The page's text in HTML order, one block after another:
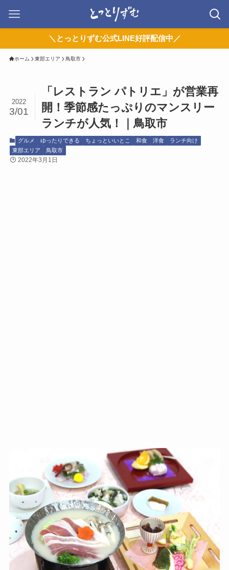
＼とっとりずむ公式LINE好評配信中／
ホーム 東部エリア 鳥取市
「レストラン パトリエ」が営業再
開！季節感たっぷりのマンスリー
ランチが人気！｜鳥取市
2022
3/01
グルメ ゆったりできる ちょっといいとこ 和食 洋食
ランチ向け
東部エリア
鳥取市
2022年3月1日